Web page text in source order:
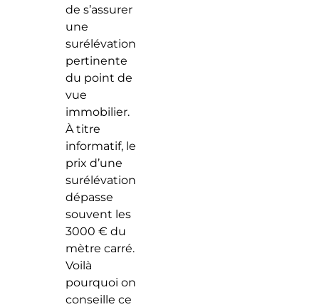
de s’assurer
une
surélévation
pertinente
du point de
vue
immobilier.
À titre
informatif, le
prix d’une
surélévation
dépasse
souvent les
3000 € du
mètre carré.
Voilà
pourquoi on
conseille ce